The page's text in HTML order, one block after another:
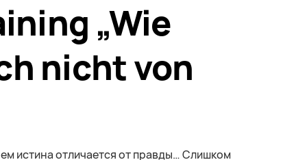
„Wie
nicht von
истина отличается от правды… Слишком